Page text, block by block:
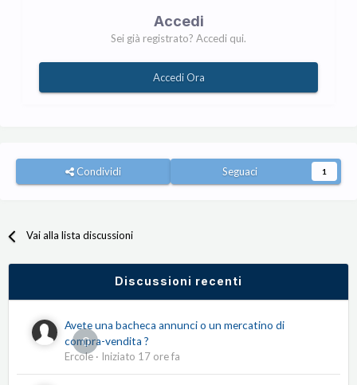
Accedi
Sei già registrato? Accedi qui.
Accedi Ora
Condividi Seguaci 1
Vai alla lista discussioni
Discussioni recenti
0
Avete una bacheca annunci o un mercatino di
compra-vendita ?
Ercole · Iniziato 17 ore fa